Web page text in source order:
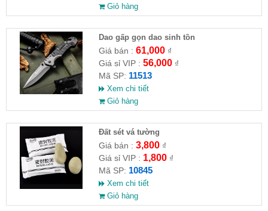
Giỏ hàng
Dao gấp gọn dao sinh tồn
Giá bán : 61,000₫
Giá sỉ VIP : 56,000₫
Mã SP: 11513
Xem chi tiết
Giỏ hàng
Đất sét vá tường
Giá bán : 3,800₫
Giá sỉ VIP : 1,800₫
Mã SP: 10845
Xem chi tiết
Giỏ hàng